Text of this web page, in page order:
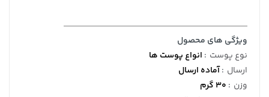
ویژگی های محصول
نوع پوست : انواع پوست ها
ارسال :آماده ارسال
وزن : 30 گرم